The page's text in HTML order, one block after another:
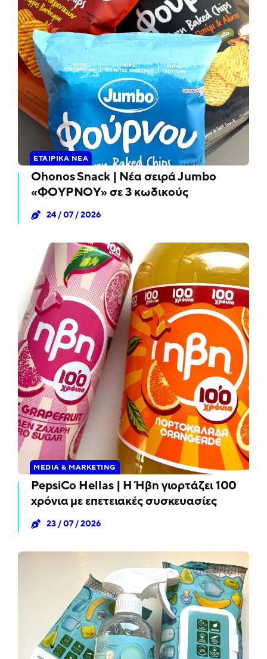
ΕΤΑΙΡΙΚΆ ΝΈΑ
Ohonos Snack | Νέα σειρά Jumbo
«ΦΟΥΡΝΟΥ» σε 3 κωδικούς
24 / 07 / 2026
MEDIA & MARKETING
PepsiCo Hellas | Η Ήβη γιορτάζει 100
χρόνια με επετειακές συσκευασίες
23 / 07 / 2026